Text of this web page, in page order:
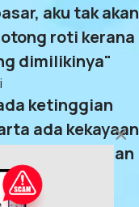
aku tak akan
roti kerana
dimilikinya"
ketinggian
ada kekayaan
ada kekuasaan
×